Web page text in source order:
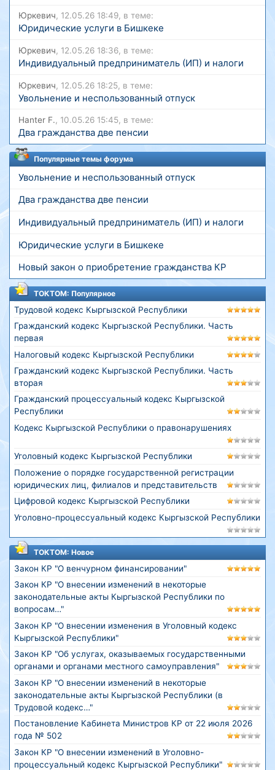
Юркевич, 12.05.26 18:49, в теме:
Юридические услуги в Бишкеке
Юркевич, 12.05.26 18:36, в теме:
Индивидуальный предприниматель (ИП) и налоги
Юркевич, 12.05.26 18:25, в теме:
Увольнение и неспользованный отпуск
Hanter F., 10.05.26 15:45, в теме:
Два гражданства две пенсии
Популярные темы форума
Увольнение и неспользованный отпуск
Два гражданства две пенсии
Индивидуальный предприниматель (ИП) и налоги
Юридические услуги в Бишкеке
Новый закон о приобретение гражданства КР
ТОКТОМ: Популярное
Трудовой кодекс Кыргызской Республики
Гражданский кодекс Кыргызской Республики. Часть
первая
Налоговый кодекс Кыргызской Республики
Гражданский кодекс Кыргызской Республики. Часть
вторая
Гражданский процессуальный кодекс Кыргызской
Республики
Кодекс Кыргызской Республики о правонарушениях
Уголовный кодекс Кыргызской Республики
Положение о порядке государственной регистрации
юридических лиц, филиалов и представительств
Цифровой кодекс Кыргызской Республики
Уголовно-процессуальный кодекс Кыргызской Республики
ТОКТОМ: Новое
Закон КР "О венчурном финансировании"
Закон КР "О внесении изменений в некоторые
законодательные акты Кыргызской Республики по
вопросам…"
Закон КР "О внесении изменения в Уголовный кодекс
Кыргызской Республики"
Закон КР "Об услугах, оказываемых государственными
органами и органами местного самоуправления"
Закон КР "О внесении изменений в некоторые
законодательные акты Кыргызской Республики (в
Трудовой кодекс…"
Постановление Кабинета Министров КР от 22 июля 2026
года № 502
Закон КР "О внесении изменений в Уголовно-
процессуальный кодекс Кыргызской Республики"